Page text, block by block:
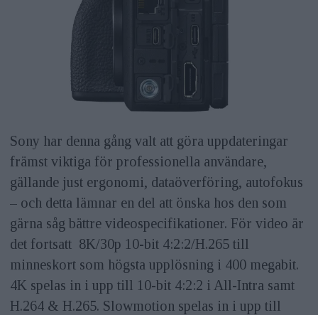
Sony har denna gång valt att göra uppdateringar
främst viktiga för professionella användare,
gällande just ergonomi, dataöverföring, autofokus
– och detta lämnar en del att önska hos den som
gärna såg bättre videospecifikationer. För video är
det fortsatt 8K/30p 10-bit 4:2:2/H.265 till
minneskort som högsta upplösning i 400 megabit.
4K spelas in i upp till 10-bit 4:2:2 i All-Intra samt
H.264 & H.265. Slowmotion spelas in i upp till